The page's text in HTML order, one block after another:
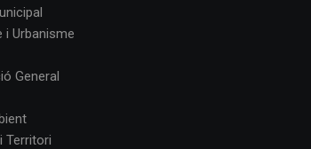
i Urbanisme
General
Territori